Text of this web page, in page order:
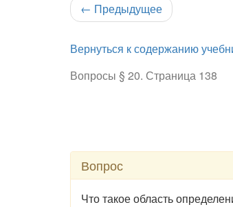
← Предыдущее
Вернуться к содержанию
Вопросы § 20. Страница 138
Вопрос
Что такое область